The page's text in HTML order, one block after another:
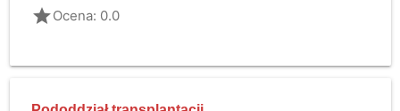
gradeOcena: 0.0